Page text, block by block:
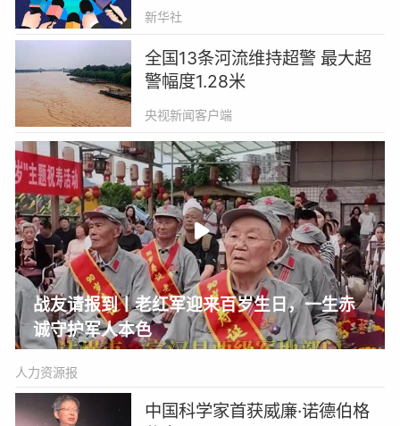
新华社
全国13条河流维持超警 最大超
警幅度1.28米
央视新闻客户端
战友请报到丨老红军迎来百岁生日，一生赤
诚守护军人本色
人力资源报
中国科学家首获威廉·诺德伯格